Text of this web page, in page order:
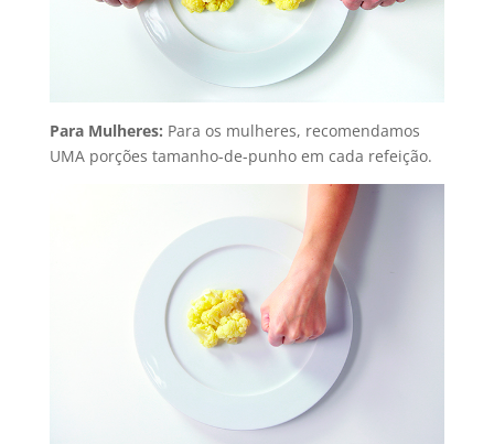
Para Mulheres: Para os mulheres, recomendamos
UMA porções tamanho-de-punho em cada refeição.